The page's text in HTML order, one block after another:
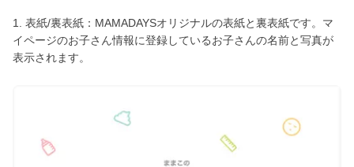
1. 表紙/裏表紙：MAMADAYSオリジナルの表紙と裏表紙です。マ
イページのお子さん情報に登録しているお子さんの名前と写真が
表示されます。